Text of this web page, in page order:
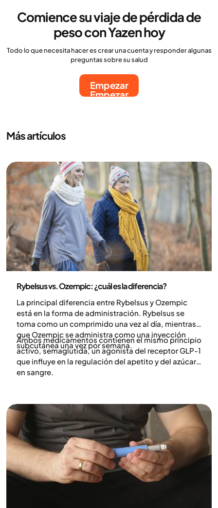
Comience su viaje de pérdida de
peso con Yazen hoy
Todo lo que necesita hacer es crear una cuenta y responder algunas
preguntas sobre su salud
Empezar
Empezar
Más artículos
Rybelsus vs. Ozempic: ¿cuál es la diferencia?
La principal diferencia entre Rybelsus y Ozempic
está en la forma de administración. Rybelsus se
toma como un comprimido una vez al día, mientras
que Ozempic se administra como una inyección
subcutánea una vez por semana.
Ambos medicamentos contienen el mismo principio
activo, semaglutida, un agonista del receptor GLP-1
que influye en la regulación del apetito y del azúcar
en sangre.